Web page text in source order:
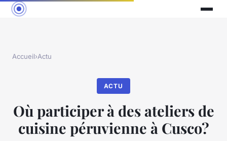
Accueil›Actu
ACTU
Où participer à des ateliers de
cuisine péruvienne à Cusco?